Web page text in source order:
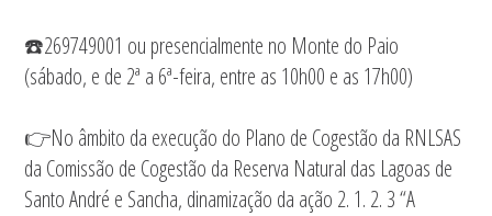
☎️269749001 ou presencialmente no Monte do Paio
(sábado, e de 2ª a 6ª-feira, entre as 10h00 e as 17h00)
👉No âmbito da execução do Plano de Cogestão da RNLSAS
da Comissão de Cogestão da Reserva Natural das Lagoas de
Santo André e Sancha, dinamização da ação 2. 1. 2. 3 “A